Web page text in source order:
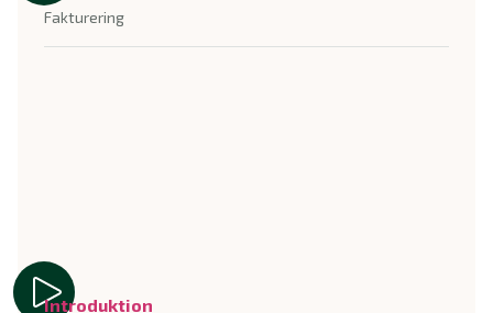
Fakturering
Introduktion